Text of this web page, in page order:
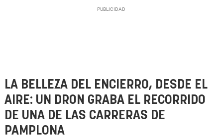
LA BELLEZA DEL ENCIERRO, DESDE EL
AIRE: UN DRON GRABA EL RECORRIDO
DE UNA DE LAS CARRERAS DE
PAMPLONA